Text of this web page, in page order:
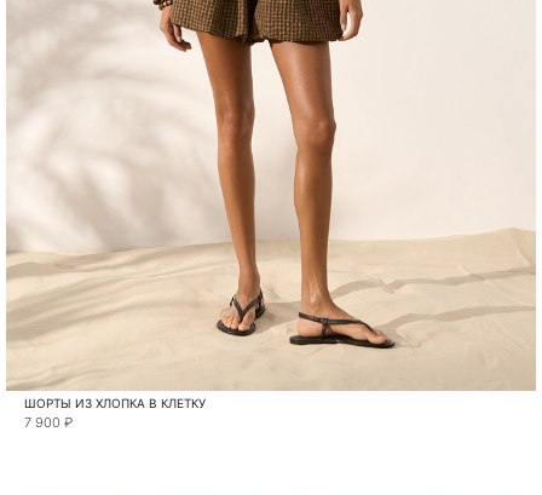
ШОРТЫ ИЗ ХЛОПКА В КЛЕТКУ
7 900 ₽